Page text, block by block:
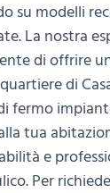
su modelli
La nostra
di offrire
di
fermo
tua
e
Per